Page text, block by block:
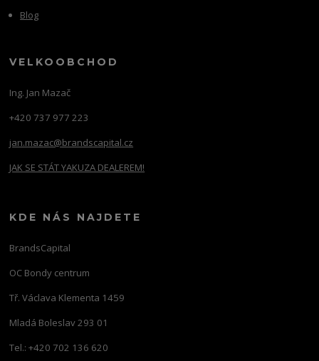
Blog
VELKOOBCHOD
Ing. Jan Mazač
+420 737 977 223
jan.mazac@brandscapital.cz
JAK SE STÁT YAKUZA DEALEREM!
KDE NÁS NAJDETE
BrandsCapital
OC Bondy centrum
Tř. Václava Klementa 1459
Mladá Boleslav 293 01
Tel.: +420 702 136 620